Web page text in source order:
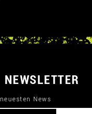
NEWSLETTER
News